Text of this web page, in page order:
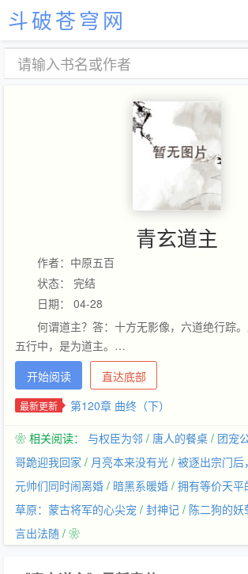
斗破苍穹网
青玄道主
作者：中原五百
状态： 完结
日期： 04-28
何谓道主？答：十方无影像，六道绝行踪
五行中，是为道主。…
开始阅读
直达底部
最新更新 第120章 曲终（下）
❀ 相关阅读： 与权臣为邻 / 唐人的餐桌 / 团宠
哥跪迎我回家 / 月亮本来没有光 / 被逐出宗门后
元帅们同时闹离婚 / 暗黑系暖婚 / 拥有等价天
草原：蒙古将军的心尖宠 / 封神记 / 陈二狗的妖
言出法随 / ❀